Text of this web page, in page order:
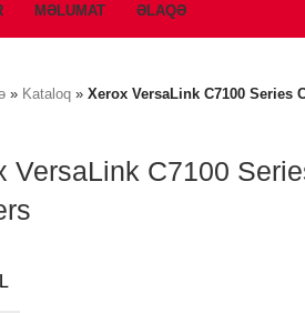
MƏLUMAT ƏLAQƏ
» Kataloq » Xerox VersaLink C7100
VersaLink C7100